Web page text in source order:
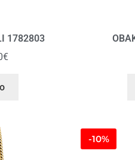
1782803
€
-10%